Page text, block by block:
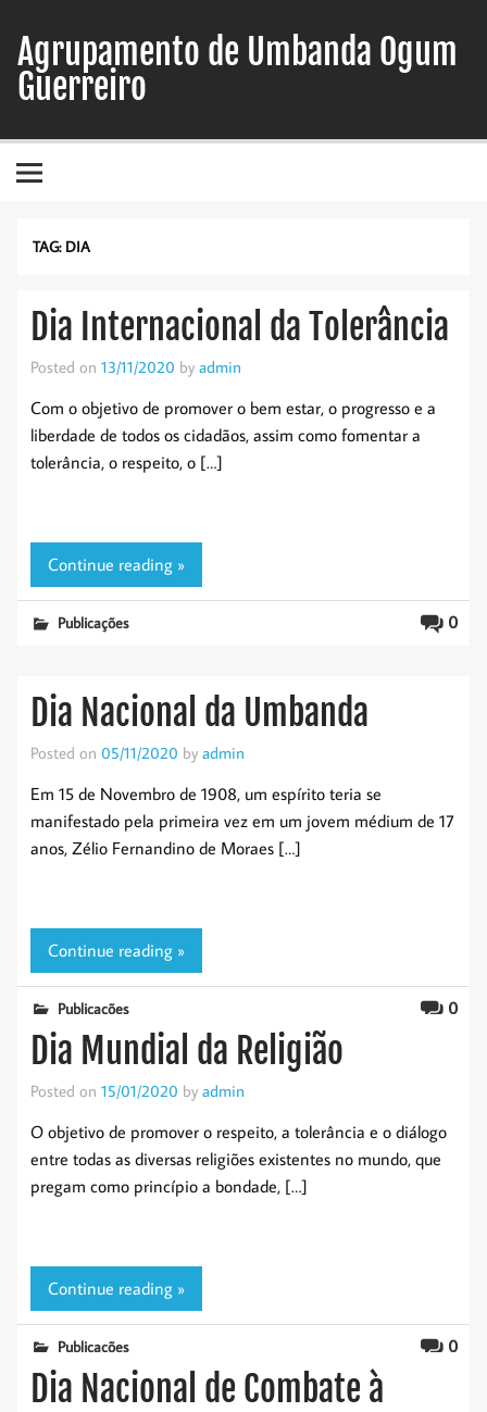
content
Agrupamento de Umbanda Ogum
Guerreiro
TAG: DIA
Dia Internacional da Tolerância
Posted on 13/11/2020 by admin
Com o objetivo de promover o bem estar, o progresso e a
liberdade de todos os cidadãos, assim como fomentar a
tolerância, o respeito, o […]
Continue reading »
0
Publicações
Dia Nacional da Umbanda
Posted on 05/11/2020 by admin
Em 15 de Novembro de 1908, um espírito teria se
manifestado pela primeira vez em um jovem médium de 17
anos, Zélio Fernandino de Moraes […]
Continue reading »
0
Publicações
Dia Mundial da Religião
Posted on 15/01/2020 by admin
O objetivo de promover o respeito, a tolerância e o diálogo
entre todas as diversas religiões existentes no mundo, que
pregam como princípio a bondade, […]
Continue reading »
0
Publicações
Dia Nacional de Combate à